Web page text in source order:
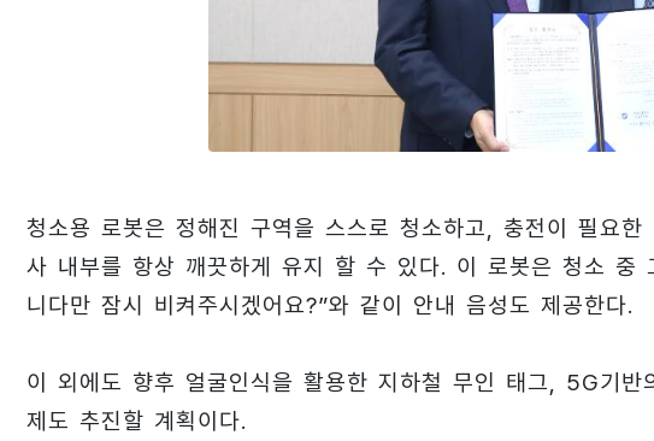
청소용 로봇은 정해진 구역을 스스로 청소하고, 충전이 필요
사 내부를 항상 깨끗하게 유지 할 수 있다. 이 로봇은 청소 중
니다만 잠시 비켜주시겠어요?”와 같이 안내 음성도 제공한다.
이 외에도 향후 얼굴인식을 활용한 지하철 무인 태그, 5G기
제도 추진할 계획이다.